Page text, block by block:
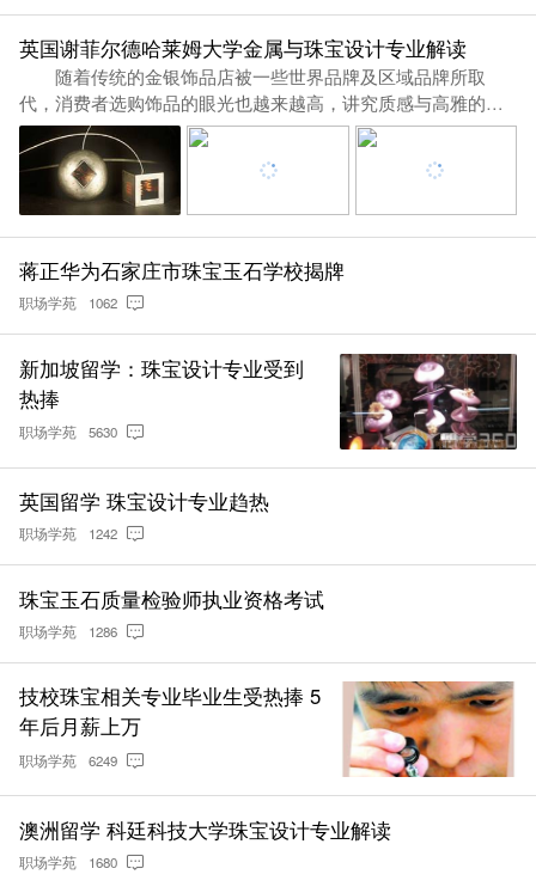
英国谢菲尔德哈莱姆大学金属与珠宝设计专业解读
随着传统的金银饰品店被一些世界品牌及区域品牌所取
代，消费者选购饰品的眼光也越来越高，讲究质感与高雅的设
计。珠宝设计这
蒋正华为石家庄市珠宝玉石学校揭牌
职场学苑 1062
新加坡留学：珠宝设计专业受到
热捧
职场学苑 5630
英国留学 珠宝设计专业趋热
职场学苑 1242
珠宝玉石质量检验师执业资格考试
职场学苑 1286
技校珠宝相关专业毕业生受热捧 5
年后月薪上万
职场学苑 6249
澳洲留学 科廷科技大学珠宝设计专业解读
职场学苑 1680